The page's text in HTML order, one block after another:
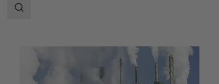
Raspon